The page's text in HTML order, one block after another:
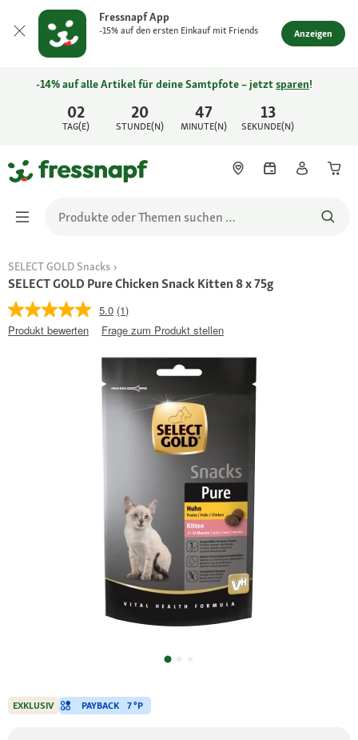
Fressnapf App
-15% auf den ersten Einkauf mit Friends Anzeigen
02
TAG(E)
20
STUNDE(N)
47
MINUTE(N)
13
SEKUNDE(N)
-14% auf alle Artikel für deine Samtpfote – jetztsparen!
SELECT GOLD Snacks
SELECT GOLD Pure Chicken Snack Kitten 8 x 75g
5.0 (1)
Produkt bewerten
Frage zum Produkt stellen
EXKLUSIV PAYBACK 7 °P